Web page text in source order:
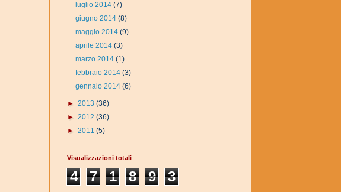
luglio 2014(7)
giugno 2014(8)
maggio 2014(9)
aprile 2014(3)
marzo 2014(1)
febbraio 2014(3)
gennaio 2014(6)
► 2013 (36)
► 2012 (36)
► 2011 (5)
Visualizzazioni totali
4 7 1 8 9 3